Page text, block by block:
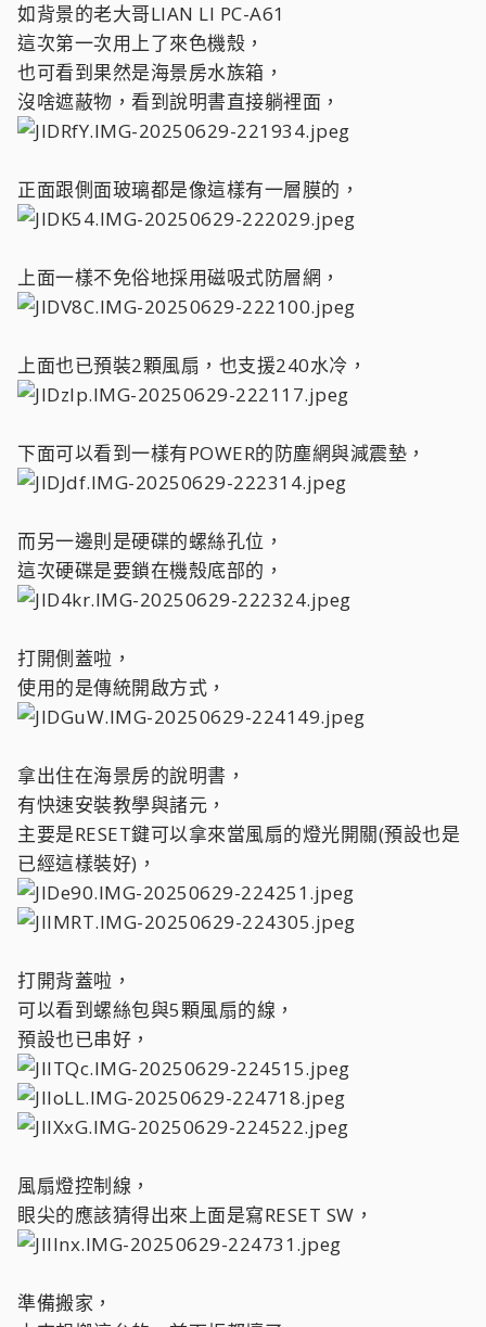
如背景的老大哥LIAN LI PC-A61
這次第一次用上了來色機殼，
也可看到果然是海景房水族箱，
沒啥遮蔽物，看到說明書直接躺裡面，
正面跟側面玻璃都是像這樣有一層膜的，
上面一樣不免俗地採用磁吸式防層網，
上面也已預裝2顆風扇，也支援240水冷，
下面可以看到一樣有POWER的防塵網與減震墊，
而另一邊則是硬碟的螺絲孔位，
這次硬碟是要鎖在機殼底部的，
打開側蓋啦，
使用的是傳統開啟方式，
拿出住在海景房的說明書，
有快速安裝教學與諸元，
主要是RESET鍵可以拿來當風扇的燈光開關(預設也是
已經這樣裝好)，
打開背蓋啦，
可以看到螺絲包與5顆風扇的線，
預設也已串好，
風扇燈控制線，
眼尖的應該猜得出來上面是寫RESET SW，
準備搬家，